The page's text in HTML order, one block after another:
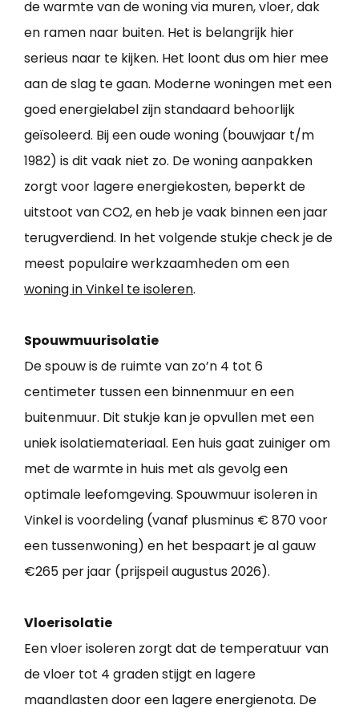
de warmte van de woning via muren, vloer, dak
en ramen naar buiten. Het is belangrijk hier
serieus naar te kijken. Het loont dus om hier mee
aan de slag te gaan. Moderne woningen met een
goed energielabel zijn standaard behoorlijk
geïsoleerd. Bij een oude woning (bouwjaar t/m
1982) is dit vaak niet zo. De woning aanpakken
zorgt voor lagere energiekosten, beperkt de
uitstoot van CO2, en heb je vaak binnen een jaar
terugverdiend. In het volgende stukje check je de
meest populaire werkzaamheden om een
woning in Vinkel te isoleren.
Spouwmuurisolatie
De spouw is de ruimte van zo’n 4 tot 6
centimeter tussen een binnenmuur en een
buitenmuur. Dit stukje kan je opvullen met een
uniek isolatiemateriaal. Een huis gaat zuiniger om
met de warmte in huis met als gevolg een
optimale leefomgeving. Spouwmuur isoleren in
Vinkel is voordeling (vanaf plusminus € 870 voor
een tussenwoning) en het bespaart je al gauw
€265 per jaar (prijspeil augustus 2026).
Vloerisolatie
Een vloer isoleren zorgt dat de temperatuur van
de vloer tot 4 graden stijgt en lagere
maandlasten door een lagere energienota. De